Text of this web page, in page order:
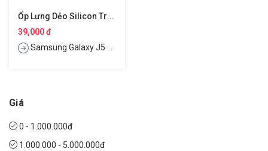
Ốp Lưng Dẻo Silicon Trong Suốt Cho Samsung Galaxy J5 2016 Hiệu Ultra Thin
39,000 đ
Samsung Galaxy J5 2016
Giá
0 - 1.000.000đ
1.000.000 - 5.000.000đ